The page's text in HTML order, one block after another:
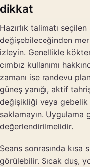
dikkat
Hazırlık talimatı
değişebileceğinden
izleyin. Genellikle
cımbız kullanımı
zamanı ise randevu
güneş yanığı, aktif
değişikliği veya
saklamayın. Uygulama
değerlendirilmelidir.
Seans sonrasında kısa
görülebilir. Sıcak duş,